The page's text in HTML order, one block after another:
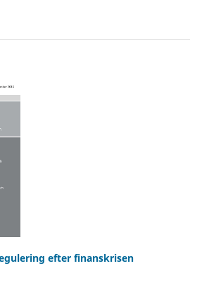
efter finanskrisen